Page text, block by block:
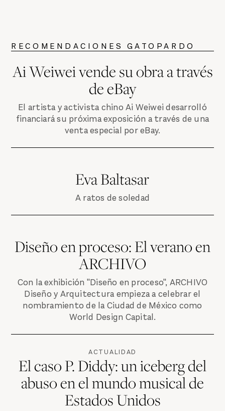
RECOMENDACIONES GATOPARDO
Ai Weiwei vende su obra a través
de eBay
El artista y activista chino Ai Weiwei desarrolló
financiará su próxima exposición a través de una
venta especial por eBay.
Eva Baltasar
A ratos de soledad
Diseño en proceso: El verano en
ARCHIVO
Con la exhibición "Diseño en proceso", ARCHIVO
Diseño y Arquitectura empieza a celebrar el
nombramiento de la Ciudad de México como
World Design Capital.
ACTUALIDAD
El caso P. Diddy: un iceberg del
abuso en el mundo musical de
Estados Unidos